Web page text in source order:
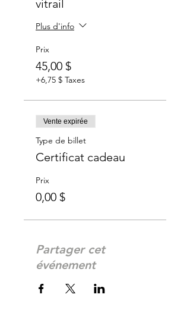
Nous vous conseillions de
vêtements pouvant être tâchés.
Non-remboursable ni
transférable à un autre soir.
Possible de donner ou
revendre votre billet.
vitrail
Plus d'info
Prix
45,00 $
+6,75 $ Taxes
Vente expirée
Type de billet
Certificat cadeau
Prix
0,00 $
Partager cet
événement